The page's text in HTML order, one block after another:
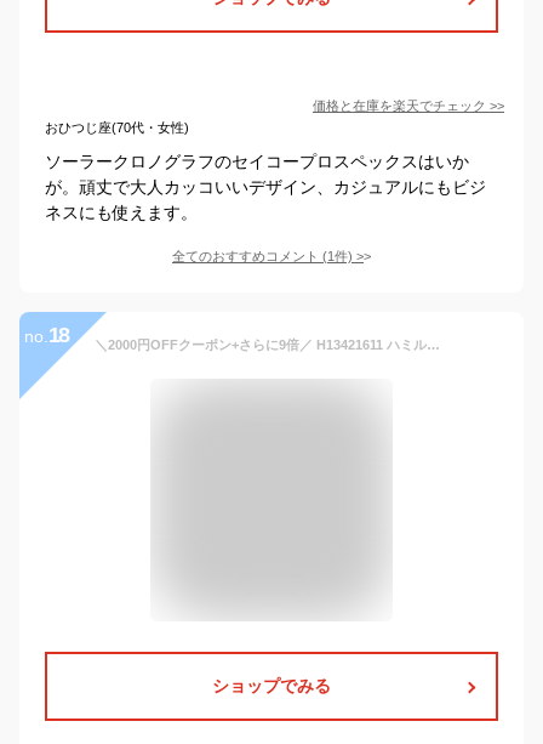
価格と在庫を楽天でチェック >>
おひつじ座(70代・女性)
ソーラークロノグラフのセイコープロスペックスはいか
が。頑丈で大人カッコいいデザイン、カジュアルにもビジ
ネスにも使えます。
全てのおすすめコメント (1件) >
no. 18 ＼2000円OFFクーポン+さらに9倍／ H13421611 ハミルトン アメリカンクラシック ボルトン メンズ 腕時計 HAMILTON ネイビー ブランド おしゃれ 防水 プレゼント 男性 実用的
ショップでみる